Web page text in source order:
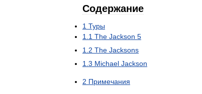
Содержание
1 Туры
1 1 The Jackson 5
1 2 The Jacksons
1 3 Michael Jackson
2 Примечания